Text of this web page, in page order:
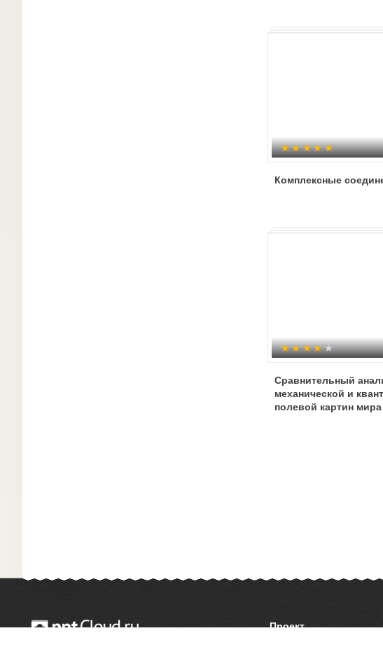
Комплексные
Сравнительный
механической и
полевой картин мира
Проект